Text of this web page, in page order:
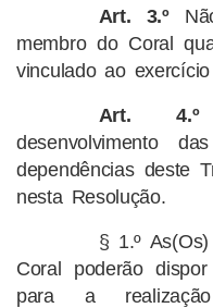
Art. 3.º
membro do Coral
vinculado ao
Art.
desenvolvimento
dependências deste
nesta Resolução.
§ 1.º
Coral poderão
para a